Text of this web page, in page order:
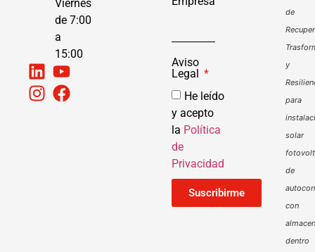
Viernes
de 7:00
a
15:00
Aviso
Legal
He leído
y acepto
la Política
de
Privacidad
Suscribirme
de
y
para
solar
de
con
dentro